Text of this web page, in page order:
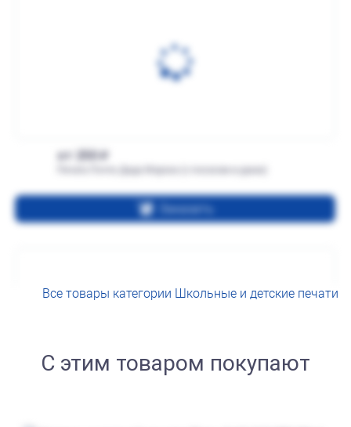
от 250
Заказать
Все товары категории Школьные и детские печати
С этим товаром покупают